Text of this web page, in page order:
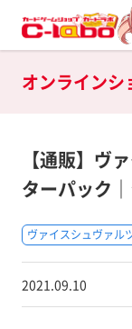
オンラインシ
【通販】ヴ
ターパック
ヴァイスシュヴァル
2021.09.10